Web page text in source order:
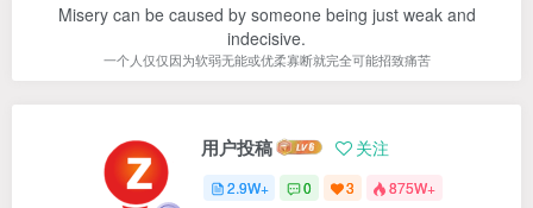
Misery can be caused by someone being just weak and
indecisive.
一个人仅仅因为软弱无能或优柔寡断就完全可能招致痛苦
用户投稿 关注
2.9W+ 0 3 875W+